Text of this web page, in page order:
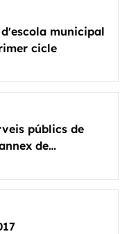
municipal
cicle
públics de
de